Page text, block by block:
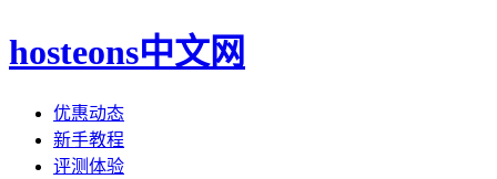
hosteons中文网
优惠动态
新手教程
评测体验